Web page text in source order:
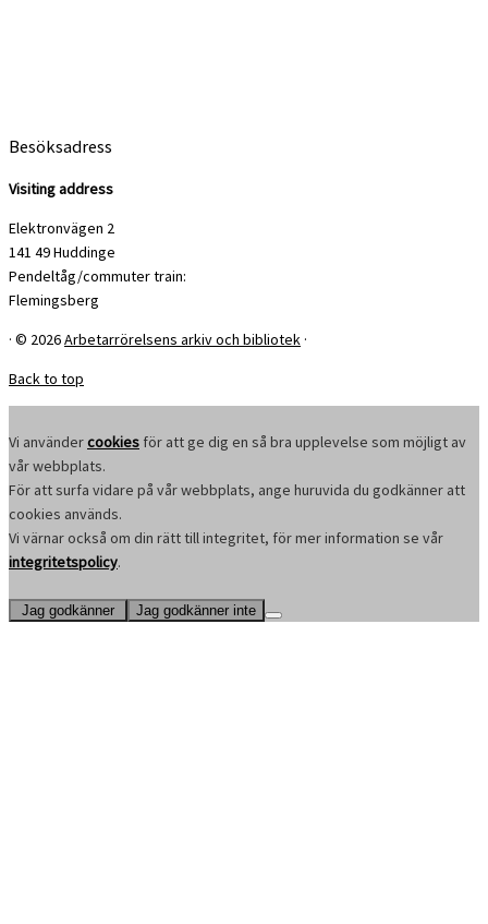
Besöksadress
Visiting address
Elektronvägen 2
141 49 Huddinge
Pendeltåg/commuter train:
Flemingsberg
· © 2026Arbetarrörelsens arkiv och bibliotek ·
Back to top
Vi användercookies för att ge dig en så bra upplevelse som möjligt av
vår webbplats.
För att surfa vidare på vår webbplats, ange huruvida du godkänner att
cookies används.
Vi värnar också om din rätt till integritet, för mer information se vår
integritetspolicy.
Jag godkänner Jag godkänner inte